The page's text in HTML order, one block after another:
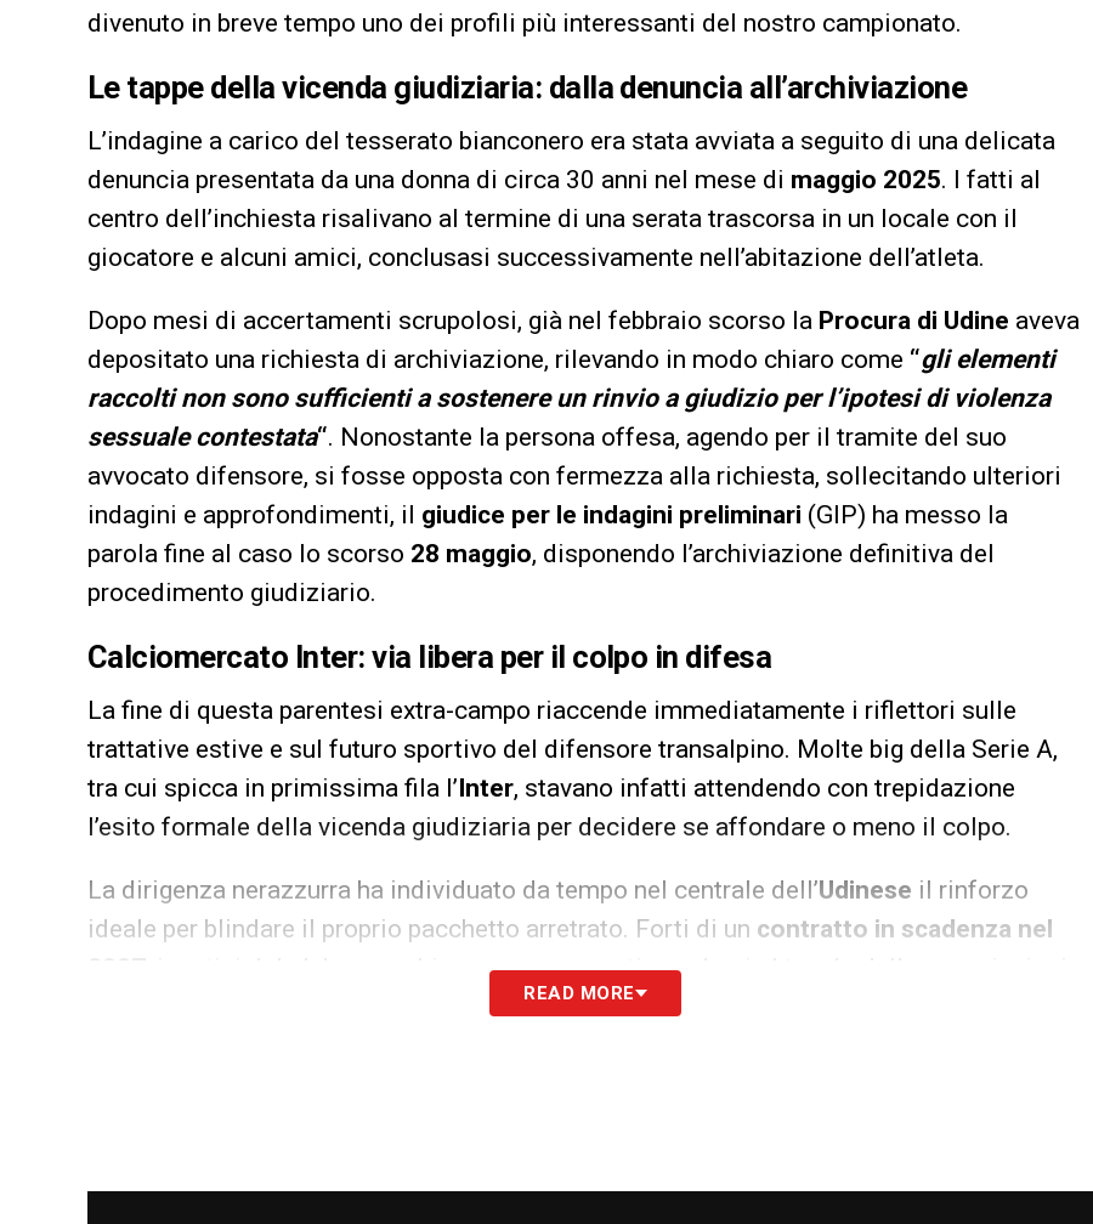
divenuto in breve tempo uno dei profili più interessanti del nostro campionato.
Le tappe della vicenda giudiziaria: dalla denuncia all’archiviazione
L’indagine a carico del tesserato bianconero era stata avviata a seguito di una delicata
denuncia presentata da una donna di circa 30 anni nel mese di maggio 2025. I fatti al
centro dell’inchiesta risalivano al termine di una serata trascorsa in un locale con il
giocatore e alcuni amici, conclusasi successivamente nell’abitazione dell’atleta.
Dopo mesi di accertamenti scrupolosi, già nel febbraio scorso la Procura di Udine aveva
depositato una richiesta di archiviazione, rilevando in modo chiaro come “gli elementi
raccolti non sono sufficienti a sostenere un rinvio a giudizio per l’ipotesi di violenza
sessuale contestata“. Nonostante la persona offesa, agendo per il tramite del suo
avvocato difensore, si fosse opposta con fermezza alla richiesta, sollecitando ulteriori
indagini e approfondimenti, il giudice per le indagini preliminari (GIP) ha messo la
parola fine al caso lo scorso 28 maggio, disponendo l’archiviazione definitiva del
procedimento giudiziario.
Calciomercato Inter: via libera per il colpo in difesa
La fine di questa parentesi extra-campo riaccende immediatamente i riflettori sulle
trattative estive e sul futuro sportivo del difensore transalpino. Molte big della Serie A,
tra cui spicca in primissima fila l’Inter, stavano infatti attendendo con trepidazione
l’esito formale della vicenda giudiziaria per decidere se affondare o meno il colpo.
La dirigenza nerazzurra ha individuato da tempo nel centrale dell’Udinese il rinforzo
ideale per blindare il proprio pacchetto arretrato. Forti di un contratto in scadenza nel
, i vertici del club meneghino sono ora pronti a sedersi al tavolo delle negoziazioni
per cercare di acquistarlo. Senza più le pesanti incognite processuali a frenare le
LA PLAYLIST DELLE NOSTRE TOP NEWS
READ MORE